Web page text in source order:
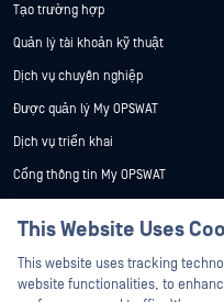
Tạo trường hợp
Quản lý tài khoản kỹ thuật
Dịch vụ chuyên nghiệp
Được quản lý My OPSWAT
Dịch vụ triển khai
Cổng thông tin My OPSWAT
Chương trình Xử lý Lỗ hổng Bảo mật
Đối tác
This Website Uses
This website uses tracking
website functionalities, to
Hey
I'm